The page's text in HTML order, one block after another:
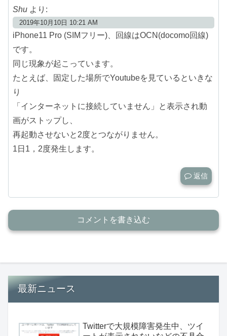
Shu より:
2019年10月10日 10:21 AM
iPhone11 Pro (SIMフリー)、回線はOCN(docomo回線)
です。
同じ現象が起こっています。
たとえば、固定した場所でYoutubeを見ているといきな
り
「インターネットに接続していません」と表示され動
画がストップし、
再起動させないと2度とつながりません。
1日1，2度発生します。
返信
コメントを書き込む
最新ニュース
Twitterで大規模障害発生中、ツイ